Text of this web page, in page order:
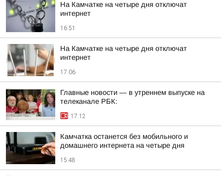
На Камчатке на четыре дня отключат
интернет
16:51
На Камчатке на четыре дня отключат
интернет
17:06
Главные новости — в утреннем выпуске на
телеканале РБК:
17:12
Камчатка останется без мобильного и
домашнего интернета на четыре дня
15:48